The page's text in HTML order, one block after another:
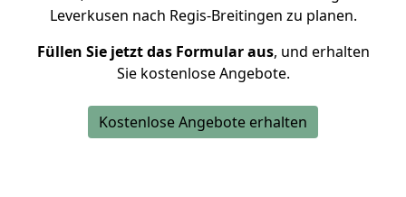
Leverkusen nach Regis-Breitingen zu planen.
Füllen Sie jetzt das Formular aus, und erhalten
Sie kostenlose Angebote.
Kostenlose Angebote erhalten